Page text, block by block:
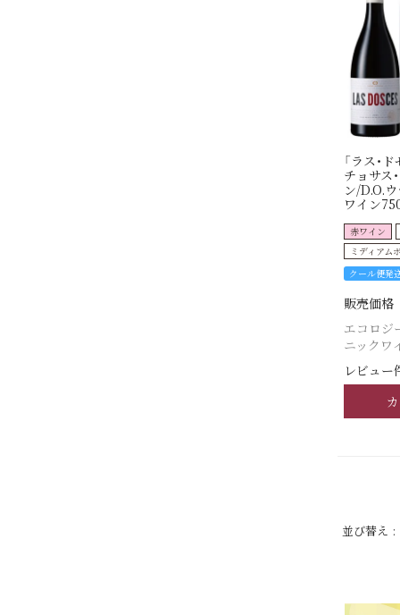
「ラス・
チョサス
ン/D.O.
ワイン
赤ワイン
ミディアム
クール便発
販売価格
エコロジ
ニックワ
レビュー
並び替え